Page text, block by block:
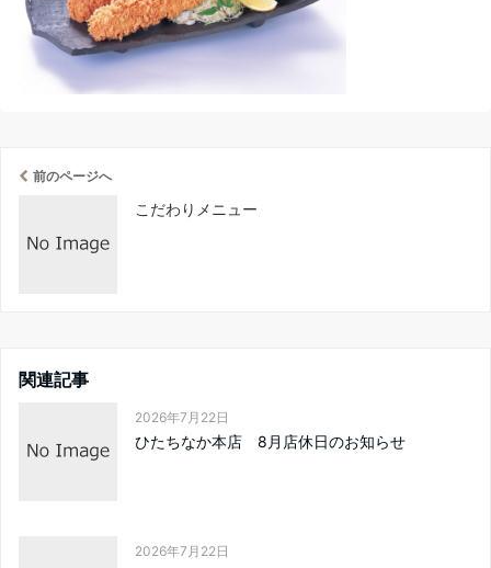
前のページへ
こだわりメニュー
関連記事
2026年7月22日
ひたちなか本店 8月店休日のお知らせ
2026年7月22日